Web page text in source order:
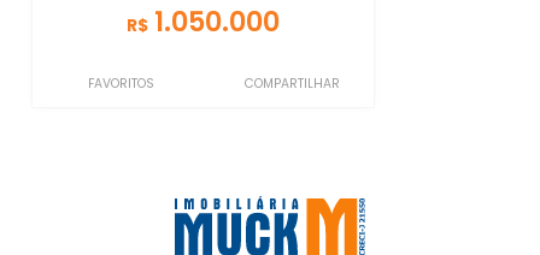
R$ 1.050.000
FAVORITOS COMPARTILHAR